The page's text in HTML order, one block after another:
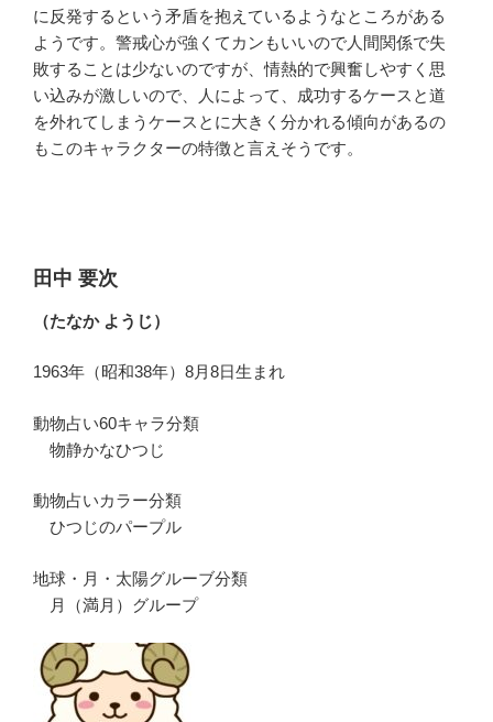
に反発するという矛盾を抱えているようなところがある
ようです。警戒心が強くてカンもいいので人間関係で失
敗することは少ないのですが、情熱的で興奮しやすく思
い込みが激しいので、人によって、成功するケースと道
を外れてしまうケースとに大きく分かれる傾向があるの
もこのキャラクターの特徴と言えそうです。
田中 要次
（たなか ようじ）
1963年（昭和38年）8月8日生まれ
動物占い60キャラ分類
物静かなひつじ
動物占いカラー分類
ひつじのパープル
地球・月・太陽グルーブ分類
月（満月）グループ